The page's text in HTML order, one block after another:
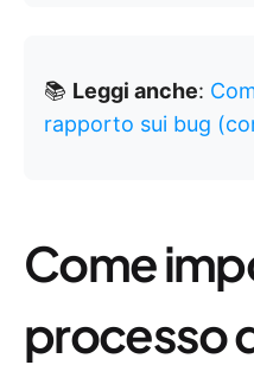
📚 Leggi anche:
rapporto sui bug
Come
processo